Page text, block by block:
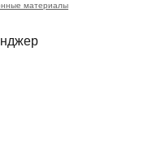
материалы